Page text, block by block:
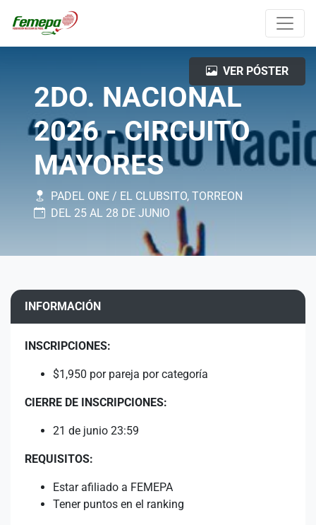
VER PÓSTER
2DO. NACIONAL
2026 - CIRCUITO
MAYORES
PADEL ONE / EL CLUBSITO, TORREON
DEL 25 AL 28 DE JUNIO
INFORMACIÓN
INSCRIPCIONES:
$1,950 por pareja por categoría
CIERRE DE INSCRIPCIONES:
21 de junio 23:59
REQUISITOS:
Estar afiliado a FEMEPA
Tener puntos en el ranking